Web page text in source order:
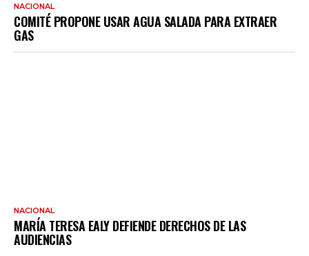
NACIONAL
COMITÉ PROPONE USAR AGUA SALADA PARA EXTRAER
GAS
NACIONAL
MARÍA TERESA EALY DEFIENDE DERECHOS DE LAS
AUDIENCIAS